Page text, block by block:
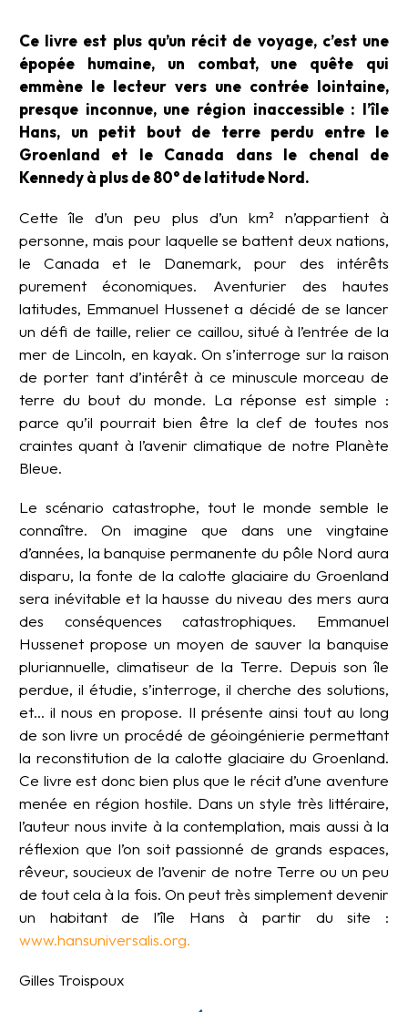
Ce livre est plus qu’un récit de voyage, c’est une
épopée humaine, un combat, une quête qui
emmène le lecteur vers une contrée lointaine,
presque inconnue, une région inaccessible : l’île
Hans, un petit bout de terre perdu entre le
Groenland et le Canada dans le chenal de
Kennedy à plus de 80° de latitude Nord.
Cette île d’un peu plus d’un km² n’appartient à
personne, mais pour laquelle se battent deux nations,
le Canada et le Danemark, pour des intérêts
purement économiques. Aventurier des hautes
latitudes, Emmanuel Hussenet a décidé de se lancer
un défi de taille, relier ce caillou, situé à l’entrée de la
mer de Lincoln, en kayak. On s’interroge sur la raison
de porter tant d’intérêt à ce minuscule morceau de
terre du bout du monde. La réponse est simple :
parce qu’il pourrait bien être la clef de toutes nos
craintes quant à l’avenir climatique de notre Planète
Bleue.
Le scénario catastrophe, tout le monde semble le
connaître. On imagine que dans une vingtaine
d’années, la banquise permanente du pôle Nord aura
disparu, la fonte de la calotte glaciaire du Groenland
sera inévitable et la hausse du niveau des mers aura
des conséquences catastrophiques. Emmanuel
Hussenet propose un moyen de sauver la banquise
pluriannuelle, climatiseur de la Terre. Depuis son île
perdue, il étudie, s’interroge, il cherche des solutions,
et… il nous en propose. Il présente ainsi tout au long
de son livre un procédé de géoingénierie permettant
la reconstitution de la calotte glaciaire du Groenland.
Ce livre est donc bien plus que le récit d’une aventure
menée en région hostile. Dans un style très littéraire,
l’auteur nous invite à la contemplation, mais aussi à la
réflexion que l’on soit passionné de grands espaces,
rêveur, soucieux de l’avenir de notre Terre ou un peu
de tout cela à la fois. On peut très simplement devenir
un habitant de l’île Hans à partir du site :
www.hansuniversalis.org.
Gilles Troispoux